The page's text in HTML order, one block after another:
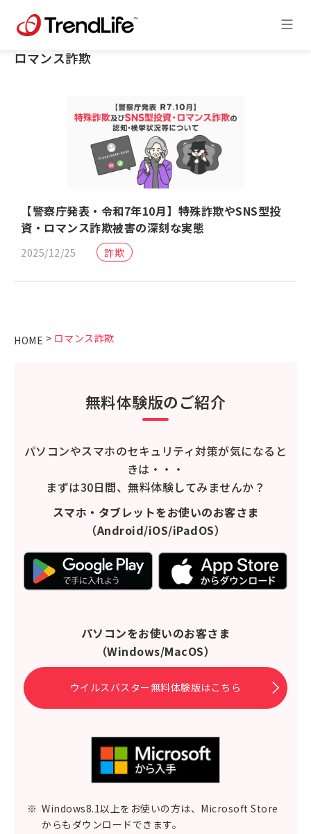
ロマンス詐欺
【警察庁発表・令和7年10月】特殊詐欺やSNS型投
資・ロマンス詐欺被害の深刻な実態
2025/12/25 詐欺
HOME > ロマンス詐欺
無料体験版のご紹介
パソコンやスマホのセキュリティ対策が気になると
きは・・・
まずは30日間、無料体験してみませんか？
スマホ・タブレットをお使いのお客さま
（Android/iOS/iPadOS）
パソコンをお使いのお客さま
（Windows/MacOS）
ウイルスバスター無料体験版はこちら
※ Windows8.1以上をお使いの方は、Microsoft Store
からもダウンロードできます。